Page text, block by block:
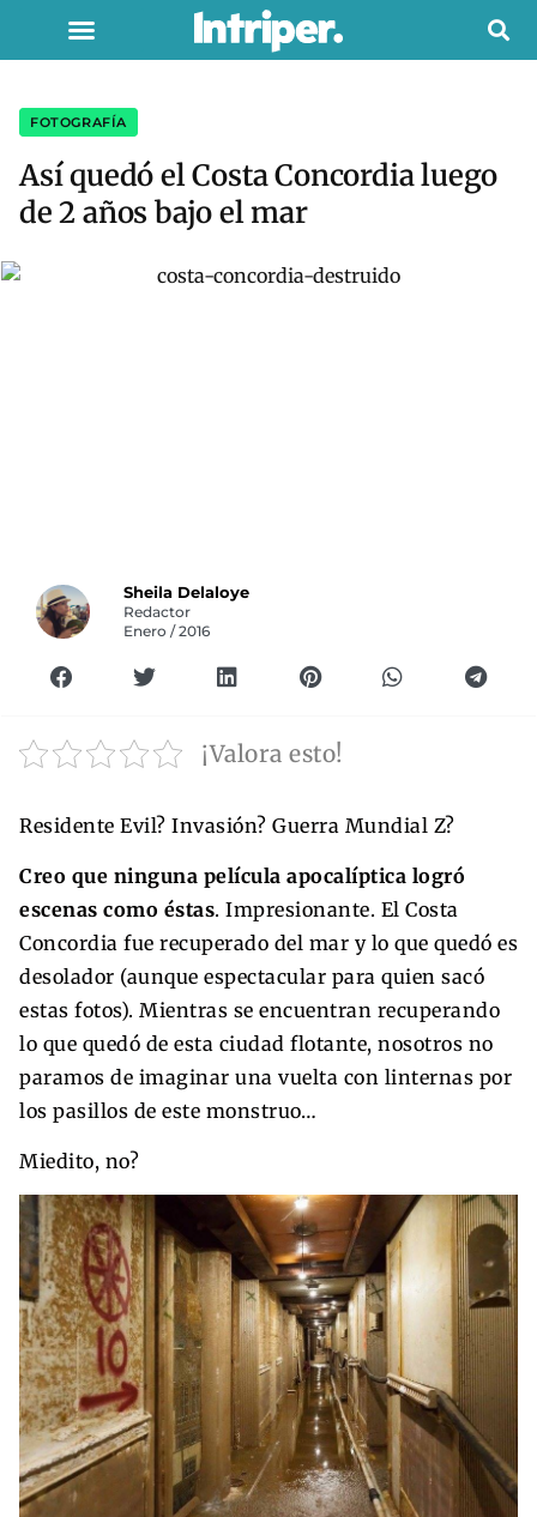
FOTOGRAFÍA
Así quedó el Costa Concordia luego
de 2 años bajo el mar
Sheila Delaloye
Redactor
Enero / 2016
¡Valora esto!
Residente Evil? Invasión? Guerra Mundial Z?
Creo que ninguna película apocalíptica logró
escenas como éstas. Impresionante. El Costa
Concordia fue recuperado del mar y lo que quedó es
desolador (aunque espectacular para quien sacó
estas fotos). Mientras se encuentran recuperando
lo que quedó de esta ciudad flotante, nosotros no
paramos de imaginar una vuelta con linternas por
los pasillos de este monstruo…
Miedito, no?